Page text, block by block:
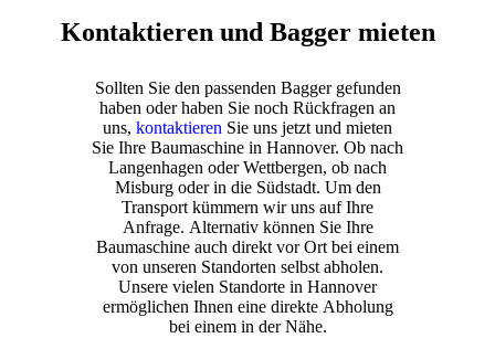
Kontaktieren und Bagger mieten
Sollten Sie den passenden Bagger gefunden
haben oder haben Sie noch Rückfragen an
uns, kontaktieren Sie uns jetzt und mieten
Sie Ihre Baumaschine in Hannover. Ob nach
Langenhagen oder Wettbergen, ob nach
Misburg oder in die Südstadt. Um den
Transport kümmern wir uns auf Ihre
Anfrage. Alternativ können Sie Ihre
Baumaschine auch direkt vor Ort bei einem
von unseren Standorten selbst abholen.
Unsere vielen Standorte in Hannover
ermöglichen Ihnen eine direkte Abholung
bei einem in der Nähe.